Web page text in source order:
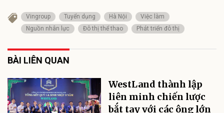
Vingroup Tuyển dụng Hà Nội
Việc làm
Nguồn nhân lực
Đô thị thể thao Phát triển đô thị
BÀI LIÊN QUAN
WestLand thành lập
liên minh chiến lược
bắt tay với các ông lớn